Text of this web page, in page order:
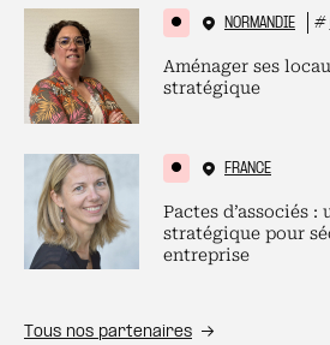
NORMANDIE #
Aménager ses
stratégique
FRANCE
Pactes d’associés
stratégique pour
entreprise
Tous nos partenaires